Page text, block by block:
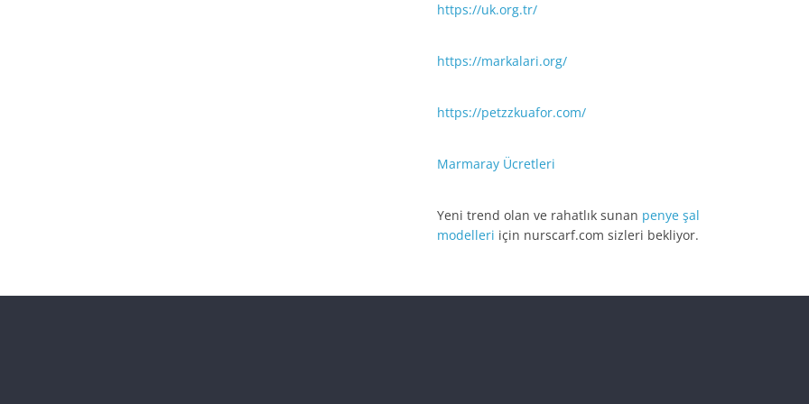
https://uk.org.tr/
https://markalari.org/
https://petzzkuafor.com/
Marmaray Ücretleri
Yeni trend olan ve rahatlık sunan penye şal
modelleri için nurscarf.com sizleri bekliyor.